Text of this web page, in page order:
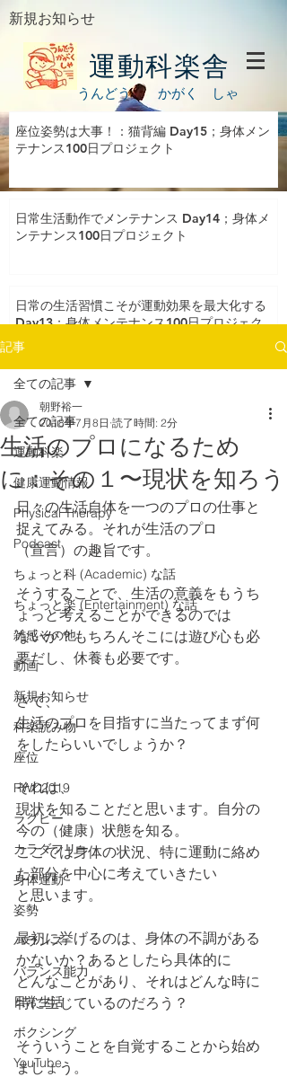
新規お知らせ
運動科楽舎
うんどう かがく しゃ
座位姿勢は大事！：猫背編 Day15；身体メン
テナンス100日プロジェクト
日常生活動作でメンテナンス Day14；身体メ
ンテナンス100日プロジェクト
日常の生活習慣こそが運動効果を最大化する
Day13；身体メンテナンス100日プロジェク
ト
記事
全ての記事
運動科楽
健康運動情報
Physical Therapy
Podcast
ちょっと科 (Academic) な話
ちょっと楽 (Entertainment) な話
雑感その他
動画
新規お知らせ
科楽読み物
座位
RWC2019
ラグビー
カラダフリー
身体運動
姿勢
バランス
バランス能力
日常生活
ボクシング
YouTube
全ての記事
生活のプロになるため
に：その１〜現状を知ろう
朝野裕一
2018年7月8日 読了時間: 2分
日々の生活自体を一つのプロの仕事と
捉えてみる。それが生活のプロ
（宣言）の趣旨です。
そうすることで、生活の意義をもうち
ょっと考えることができるのでは
ないか？もちろんそこには遊び心も必
要だし、休養も必要です。
さて、
生活のプロを目指すに当たってまず何
をしたらいいでしょうか？
それは、
現状を知ることだと思います。自分の
今の（健康）状態を知る。
ここでは身体の状況、特に運動に絡め
た部分を中心に考えていきたい
と思います。
最初に挙げるのは、身体の不調がある
かないか？あるとしたら具体的に
どんなことがあり、それはどんな時に
特に生じているのだろう？
そういうことを自覚することから始め
ましょう。